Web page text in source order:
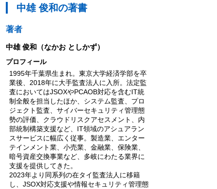
中雄 俊和の著書
著者
中雄 俊和（なかお としかず）
プロフィール
1995年千葉県生まれ。東京大学経済学部を卒
業後、2018年に大手監査法人に入所。法定監
査においてはJSOXやPCAOB対応を含むIT統
制全般を担当したほか、システム監査、プロ
ジェクト監査、サイバーセキュリティ管理態
勢の評価、クラウドリスクアセスメント、内
部統制構築支援など、IT領域のアシュアラン
スサービスに幅広く従事。製造業、エンター
テインメント業、小売業、金融業、保険業、
暗号資産交換事業など、多岐にわたる業界に
支援を提供してきた。
2023年より同系列の在タイ監査法人に移籍
し、JSOX対応支援や情報セキュリティ管理態